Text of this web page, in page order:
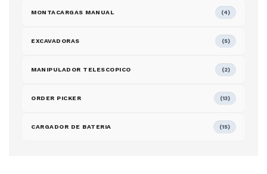
MONTACARGAS MANUAL (4)
EXCAVADORAS (5)
MANIPULADOR TELESCOPICO (2)
ORDER PICKER (13)
CARGADOR DE BATERIA (15)